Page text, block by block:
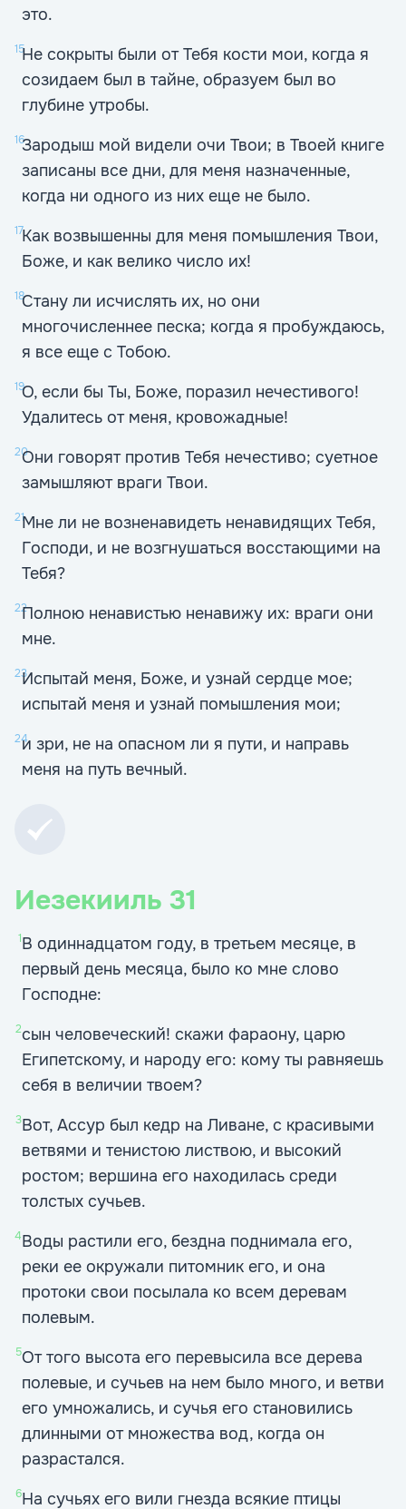
это.
15Не сокрыты были от Тебя кости мои, когда я
созидаем был в тайне, образуем был во
глубине утробы.
16Зародыш мой видели очи Твои; в Твоей книге
записаны все дни, для меня назначенные,
когда ни одного из них еще не было.
17Как возвышенны для меня помышления Твои,
Боже, и как велико число их!
18Стану ли исчислять их, но они
многочисленнее песка; когда я пробуждаюсь,
я все еще с Тобою.
19О, если бы Ты, Боже, поразил нечестивого!
Удалитесь от меня, кровожадные!
20Они говорят против Тебя нечестиво; суетное
замышляют враги Твои.
21Мне ли не возненавидеть ненавидящих Тебя,
Господи, и не возгнушаться восстающими на
Тебя?
22Полною ненавистью ненавижу их: враги они
мне.
23Испытай меня, Боже, и узнай сердце мое;
испытай меня и узнай помышления мои;
24и зри, не на опасном ли я пути, и направь
меня на путь вечный.
Иезекииль 31
1В одиннадцатом году, в третьем месяце, в
первый день месяца, было ко мне слово
Господне:
2сын человеческий! скажи фараону, царю
Египетскому, и народу его: кому ты равняешь
себя в величии твоем?
3Вот, Ассур был кедр на Ливане, с красивыми
ветвями и тенистою листвою, и высокий
ростом; вершина его находилась среди
толстых сучьев.
4Воды растили его, бездна поднимала его,
реки ее окружали питомник его, и она
протоки свои посылала ко всем деревам
полевым.
5От того высота его перевысила все дерева
полевые, и сучьев на нем было много, и ветви
его умножались, и сучья его становились
длинными от множества вод, когда он
разрастался.
6На сучьях его вили гнезда всякие птицы